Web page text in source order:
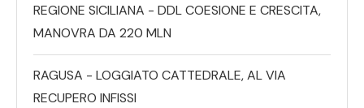
REGIONE SICILIANA - DDL COESIONE E CRESCITA,
MANOVRA DA 220 MLN
RAGUSA - LOGGIATO CATTEDRALE, AL VIA
RECUPERO INFISSI